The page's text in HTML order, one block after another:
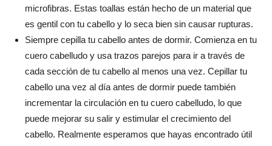
microfibras. Estas toallas están hecho de un material que
es gentil con tu cabello y lo seca bien sin causar rupturas.
Siempre cepilla tu cabello antes de dormir. Comienza en tu
cuero cabelludo y usa trazos parejos para ir a través de
cada sección de tu cabello al menos una vez. Cepillar tu
cabello una vez al día antes de dormir puede también
incrementar la circulación en tu cuero cabelludo, lo que
puede mejorar su salir y estimular el crecimiento del
cabello. Realmente esperamos que hayas encontrado útil